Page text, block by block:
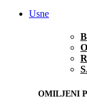
Usne
OMILJENI